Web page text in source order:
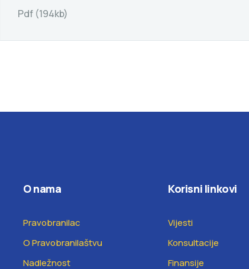
Pdf (194kb)
O nama
Pravobranilac
O Pravobranilaštvu
Nadležnost
Korisni linkovi
Vijesti
Konsultacije
Finansije